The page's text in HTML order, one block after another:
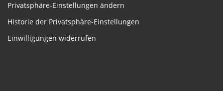
Privatsphäre-Einstellungen ändern
Historie der Privatsphäre-Einstellungen
Einwilligungen widerrufen